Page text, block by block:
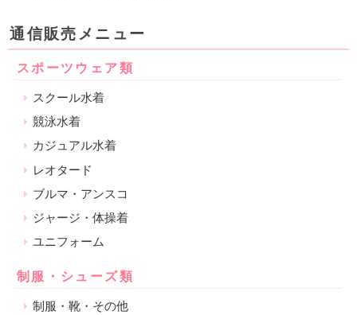
通信販売メニュー
スポーツウェア類
スクール水着
競泳水着
カジュアル水着
レオタード
ブルマ・アンスコ
ジャージ・体操着
ユニフォーム
制服・シューズ類
制服・靴・その他